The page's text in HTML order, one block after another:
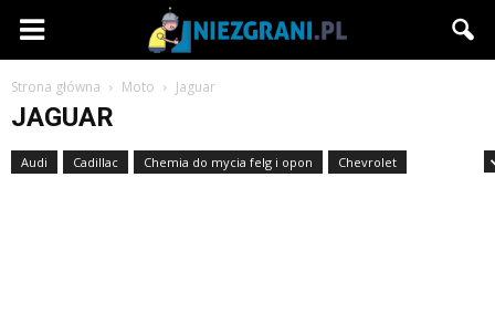
Niezgrani.pl
Strona główna Moto Jaguar
JAGUAR
Audi Cadillac Chemia do mycia felg i opon
Chevrolet